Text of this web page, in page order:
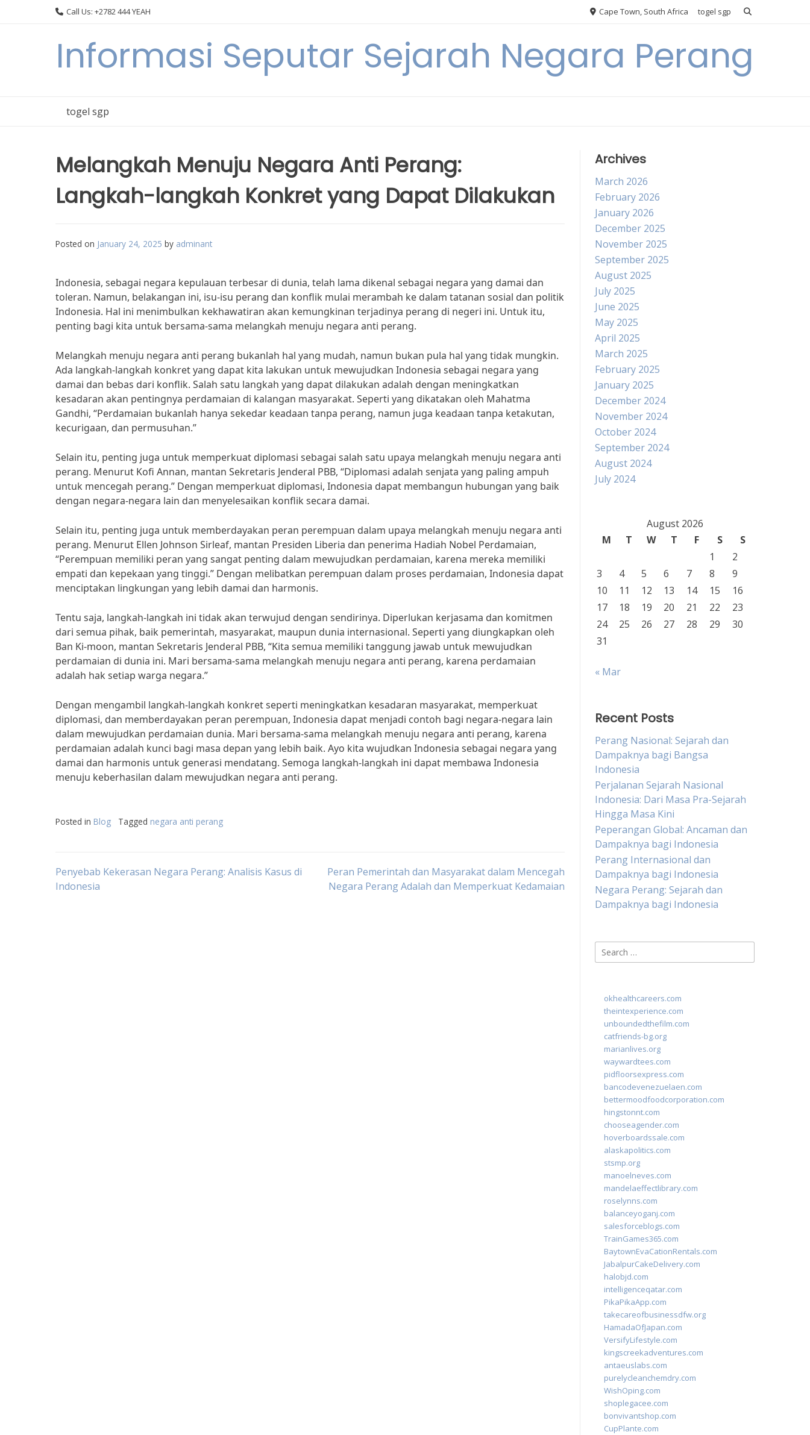
Call Us: +2782 444 YEAH Cape Town, South Africa togel sgp
Informasi Seputar Sejarah Negara Perang
togel sgp
Melangkah Menuju Negara Anti Perang:
Langkah-langkah Konkret yang Dapat Dilakukan
Posted on January 24, 2025 by adminant
Indonesia, sebagai negara kepulauan terbesar di dunia, telah lama dikenal sebagai negara yang damai dan
toleran. Namun, belakangan ini, isu-isu perang dan konflik mulai merambah ke dalam tatanan sosial dan politik
Indonesia. Hal ini menimbulkan kekhawatiran akan kemungkinan terjadinya perang di negeri ini. Untuk itu,
penting bagi kita untuk bersama-sama melangkah menuju negara anti perang.
Melangkah menuju negara anti perang bukanlah hal yang mudah, namun bukan pula hal yang tidak mungkin.
Ada langkah-langkah konkret yang dapat kita lakukan untuk mewujudkan Indonesia sebagai negara yang
damai dan bebas dari konflik. Salah satu langkah yang dapat dilakukan adalah dengan meningkatkan
kesadaran akan pentingnya perdamaian di kalangan masyarakat. Seperti yang dikatakan oleh Mahatma
Gandhi, “Perdamaian bukanlah hanya sekedar keadaan tanpa perang, namun juga keadaan tanpa ketakutan,
kecurigaan, dan permusuhan.”
Selain itu, penting juga untuk memperkuat diplomasi sebagai salah satu upaya melangkah menuju negara anti
perang. Menurut Kofi Annan, mantan Sekretaris Jenderal PBB, “Diplomasi adalah senjata yang paling ampuh
untuk mencegah perang.” Dengan memperkuat diplomasi, Indonesia dapat membangun hubungan yang baik
dengan negara-negara lain dan menyelesaikan konflik secara damai.
Selain itu, penting juga untuk memberdayakan peran perempuan dalam upaya melangkah menuju negara anti
perang. Menurut Ellen Johnson Sirleaf, mantan Presiden Liberia dan penerima Hadiah Nobel Perdamaian,
“Perempuan memiliki peran yang sangat penting dalam mewujudkan perdamaian, karena mereka memiliki
empati dan kepekaan yang tinggi.” Dengan melibatkan perempuan dalam proses perdamaian, Indonesia dapat
menciptakan lingkungan yang lebih damai dan harmonis.
Tentu saja, langkah-langkah ini tidak akan terwujud dengan sendirinya. Diperlukan kerjasama dan komitmen
dari semua pihak, baik pemerintah, masyarakat, maupun dunia internasional. Seperti yang diungkapkan oleh
Ban Ki-moon, mantan Sekretaris Jenderal PBB, “Kita semua memiliki tanggung jawab untuk mewujudkan
perdamaian di dunia ini. Mari bersama-sama melangkah menuju negara anti perang, karena perdamaian
adalah hak setiap warga negara.”
Dengan mengambil langkah-langkah konkret seperti meningkatkan kesadaran masyarakat, memperkuat
diplomasi, dan memberdayakan peran perempuan, Indonesia dapat menjadi contoh bagi negara-negara lain
dalam mewujudkan perdamaian dunia. Mari bersama-sama melangkah menuju negara anti perang, karena
perdamaian adalah kunci bagi masa depan yang lebih baik. Ayo kita wujudkan Indonesia sebagai negara yang
damai dan harmonis untuk generasi mendatang. Semoga langkah-langkah ini dapat membawa Indonesia
menuju keberhasilan dalam mewujudkan negara anti perang.
Posted in Blog Tagged negara anti perang
Post
Penyebab Kekerasan Negara Perang: Analisis Kasus di
Indonesia
Peran Pemerintah dan Masyarakat dalam Mencegah
Negara Perang Adalah dan Memperkuat Kedamaian
Archives
March 2026
February 2026
January 2026
December 2025
November 2025
September 2025
August 2025
July 2025
June 2025
May 2025
April 2025
March 2025
February 2025
January 2025
December 2024
November 2024
October 2024
September 2024
August 2024
July 2024
August 2026
M
T W T F S
S
1
2
3
4 5 6 7 8
9
10
11 12 13 14 15
16
17
18 19 20 21 22
23
24
25 26 27 28 29
30
31
« Mar
Recent Posts
Perang Nasional: Sejarah dan
Dampaknya bagi Bangsa
Indonesia
Perjalanan Sejarah Nasional
Indonesia: Dari Masa Pra-Sejarah
Hingga Masa Kini
Peperangan Global: Ancaman dan
Dampaknya bagi Indonesia
Perang Internasional dan
Dampaknya bagi Indonesia
Negara Perang: Sejarah dan
Dampaknya bagi Indonesia
Search
for:
okhealthcareers.com
theintexperience.com
unboundedthefilm.com
catfriends-bg.org
marianlives.org
waywardtees.com
pidfloorsexpress.com
bancodevenezuelaen.com
bettermoodfoodcorporation.com
hingstonnt.com
chooseagender.com
hoverboardssale.com
alaskapolitics.com
stsmp.org
manoelneves.com
mandelaeffectlibrary.com
roselynns.com
balanceyoganj.com
salesforceblogs.com
TrainGames365.com
BaytownEvaCationRentals.com
JabalpurCakeDelivery.com
halobjd.com
intelligenceqatar.com
PikaPikaApp.com
takecareofbusinessdfw.org
HamadaOfJapan.com
VersifyLifestyle.com
kingscreekadventures.com
antaeuslabs.com
purelycleanchemdry.com
WishOping.com
shoplegacee.com
bonvivantshop.com
CupPlante.com